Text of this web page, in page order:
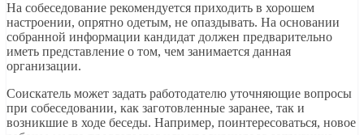
На собеседование рекомендуется приходить в хорошем
настроении, опрятно одетым, не опаздывать. На основании
собранной информации кандидат должен предварительно
иметь представление о том, чем занимается данная
организации.
Соискатель может задать работодателю уточняющие вопросы
при собеседовании, как заготовленные заранее, так и
возникшие в ходе беседы. Например, поинтересоваться, новое